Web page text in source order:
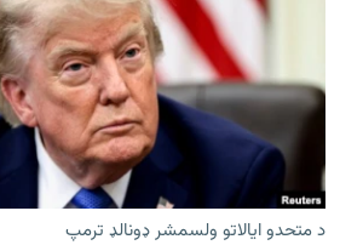
د متحدو ایالاتو ولسمشر ډونالډ ترمپ